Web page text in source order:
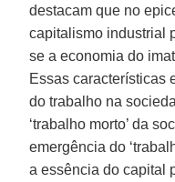
destacam que no
capitalismo industrial
se a economia do
Essas características
do trabalho na
‘trabalho morto’ da
emergência do
a essência do capital